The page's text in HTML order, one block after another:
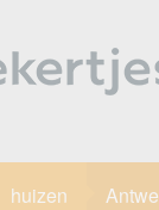
huizen